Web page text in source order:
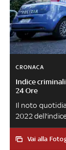
CRONACA
Indice
24 Ore
Il noto
2022
province
nell'arco di 12
Vai alla